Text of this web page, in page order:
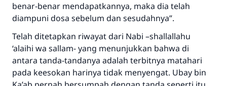
benar-benar mendapatkannya, maka dia telah
diampuni dosa sebelum dan sesudahnya”.
Telah ditetapkan riwayat dari Nabi –shallallahu
‘alaihi wa sallam- yang menunjukkan bahwa di
antara tanda-tandanya adalah terbitnya matahari
pada keesokan harinya tidak menyengat. Ubay bin